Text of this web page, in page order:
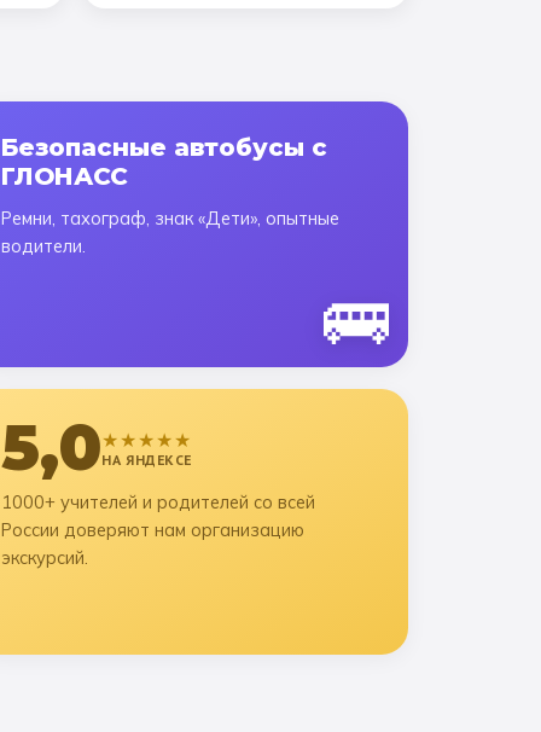
Безопасные автобусы с
ГЛОНАСС
Ремни, тахограф, знак «Дети», опытные
водители.
🚌
5,0★★★★★
НА ЯНДЕКСЕ
1000+ учителей и родителей со всей
России доверяют нам организацию
экскурсий.